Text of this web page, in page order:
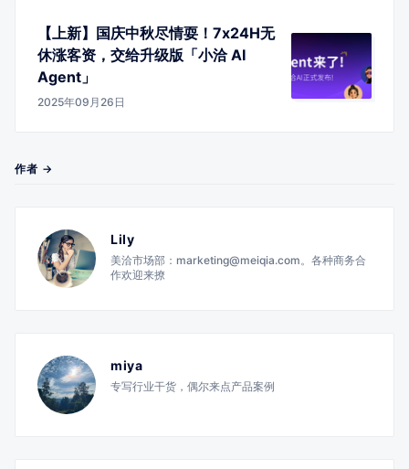
【上新】国庆中秋尽情耍！7x24H无
休涨客资，交给升级版「小洽 AI
Agent」
2025年09月26日
作者 →
Lily
美洽市场部：marketing@meiqia.com。各种商务合
作欢迎来撩
miya
专写行业干货，偶尔来点产品案例